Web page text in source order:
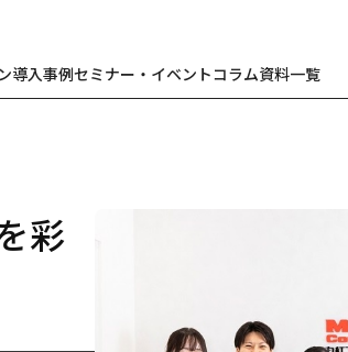
導入事例セミナー・イベントコラム資料一覧
彩